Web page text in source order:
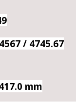
/ 4745.67
mm